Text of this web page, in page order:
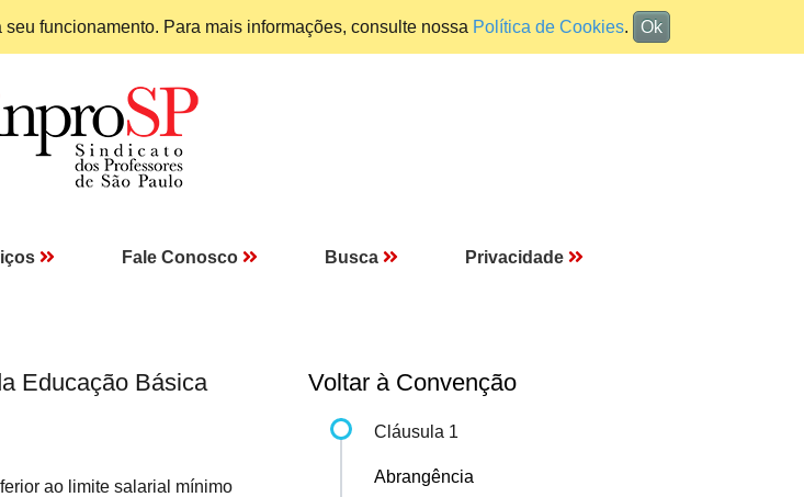
funcionamento. Para mais informações, consulte nossa Política de Cookies. Ok
Fale Conosco Busca Privacidade
Educação Básica
ao limite salarial mínimo
Voltar à Convenção
Cláusula 1
Abrangência